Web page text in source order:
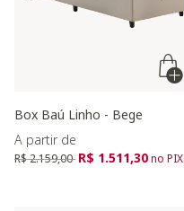
Box Baú Linho - Bege
A partir de
Preço reduzido de
R$ 2.159,00 para
R$ 1.511,30no PIX